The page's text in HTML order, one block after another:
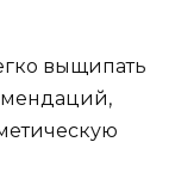
выщипать